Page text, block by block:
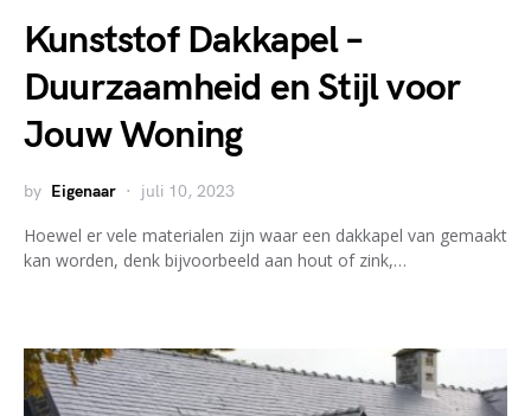
Kunststof Dakkapel –
Duurzaamheid en Stijl voor
Jouw Woning
by Eigenaar juli 10, 2023
Hoewel er vele materialen zijn waar een dakkapel van gemaakt
kan worden, denk bijvoorbeeld aan hout of zink,…